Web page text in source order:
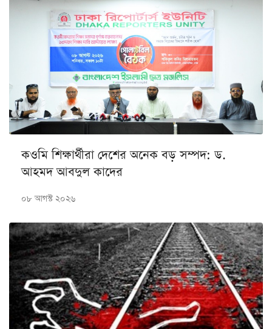
কওমি শিক্ষার্থীরা দেশের অনেক বড় সম্পদ: ড.
আহমদ আবদুল কাদের
০৮ আগস্ট ২০২৬